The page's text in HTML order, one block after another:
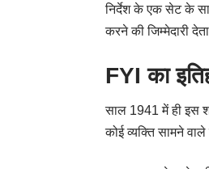
निर्देश के एक सेट के
करने की जिम्मेदारी
FYI का
साल 1941 में ही इस
कोई व्यक्ति सामने